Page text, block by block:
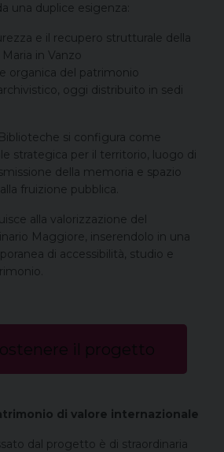
una duplice esigenza:
e il recupero strutturale della
in Vanzo
organica del patrimonio
oggi distribuito in sedi
si configura come
strategica per il territorio, luogo di
della memoria e spazio
fruizione pubblica.
alla valorizzazione del
Maggiore, inserendolo in una
di accessibilità, studio e
il progetto
di valore internazionale
dal progetto è di straordinaria